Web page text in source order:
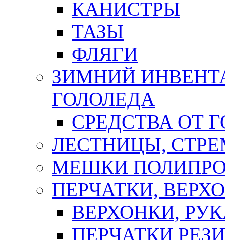
КАНИСТРЫ
ТАЗЫ
ФЛЯГИ
ЗИМНИЙ
ГОЛОЛЕДА
СРЕДСТВА ОТ
ЛЕСТНИЦЫ,
МЕШКИ
ПЕРЧАТКИ,
ВЕРХОНКИ,
ПЕРЧАТКИ